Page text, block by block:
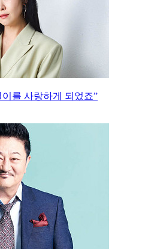
를 사랑하게 되었죠”